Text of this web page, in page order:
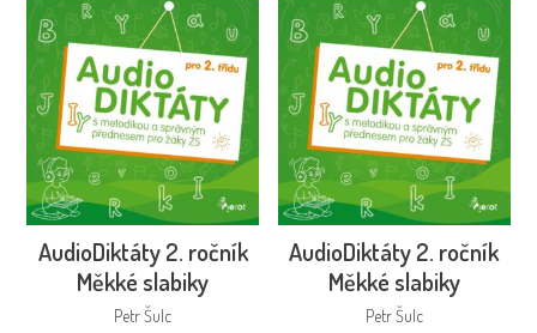
AudioDiktáty 2. ročník
Měkké slabiky
Petr Šulc
AudioDiktáty 2. ročník
Měkké slabiky
Petr Šulc